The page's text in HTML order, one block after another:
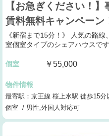
【お急ぎください！】
賃料無料キャンペー
《新宿まで15分！》 人気の路
室個室タイプのシェアハウスで
個室 ￥55,000
物件情報
最寄駅：京王線 桜上水駅 徒歩15分
個室 / 男性,外国人対応可